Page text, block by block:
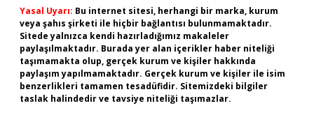
Yasal Uyarı: Bu internet sitesi, herhangi bir marka, kurum
veya şahıs şirketi ile hiçbir bağlantısı bulunmamaktadır.
Sitede yalnızca kendi hazırladığımız makaleler
paylaşılmaktadır. Burada yer alan içerikler haber niteliği
taşımamakta olup, gerçek kurum ve kişiler hakkında
paylaşım yapılmamaktadır. Gerçek kurum ve kişiler ile isim
benzerlikleri tamamen tesadüfidir. Sitemizdeki bilgiler
taslak halindedir ve tavsiye niteliği taşımazlar.